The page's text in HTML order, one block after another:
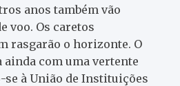
anos também vão
voo. Os caretos
rasgarão o horizonte. O
com uma vertente
à União de Instituições